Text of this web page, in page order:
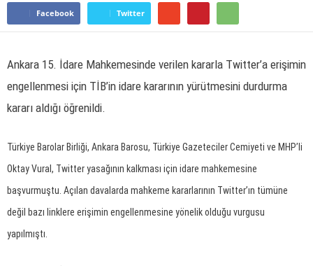
Facebook Twitter
Ankara 15. İdare Mahkemesinde verilen kararla Twitter’a erişimin
engellenmesi için TİB’in idare kararının yürütmesini durdurma
kararı aldığı öğrenildi.
Türkiye Barolar Birliği, Ankara Barosu, Türkiye Gazeteciler Cemiyeti ve MHP’li
Oktay Vural, Twitter yasağının kalkması için idare mahkemesine
başvurmuştu. Açılan davalarda mahkeme kararlarının Twitter’ın tümüne
değil bazı linklere erişimin engellenmesine yönelik olduğu vurgusu
yapılmıştı.